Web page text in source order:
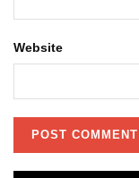
Website